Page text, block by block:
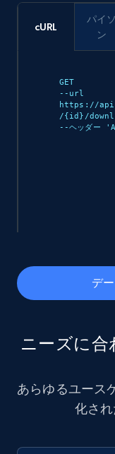
Walmart
Seller id, URL,
display name,
eCommerce
eCommerce
Sephora
cURL
GET
--url
https://
/{id}/
--ヘッダー
パイソ
ン
デ
ニーズに合
あらゆるユース
化さ